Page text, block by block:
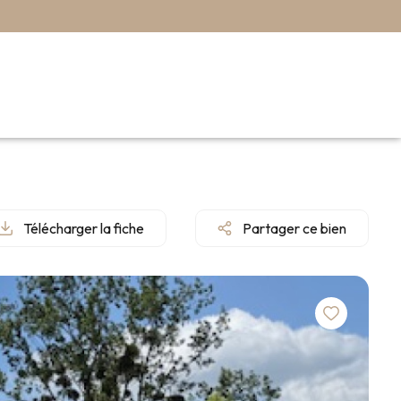
Télécharger la fiche Partager ce bien